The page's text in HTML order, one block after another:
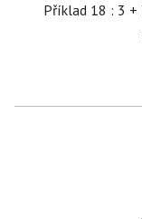
Příklad 18 : 3